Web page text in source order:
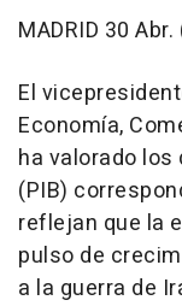
MADRID 30 Abr.
El
Economía,
ha valorado
(PIB)
reflejan que la
pulso de
a la guerra de